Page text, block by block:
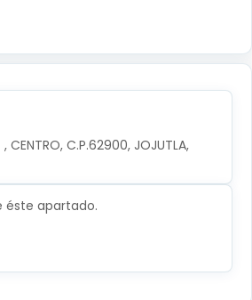
, CENTRO, C.P.62900, JOJUTLA,
éste apartado.